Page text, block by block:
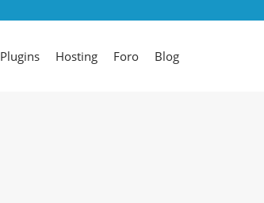
Plugins Hosting Foro Blog